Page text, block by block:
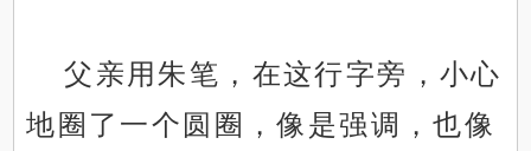
父亲用朱笔，在这行字旁，小心
地圈了一个圆圈，像是强调，也像